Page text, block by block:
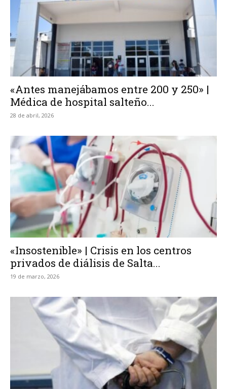
«Antes manejábamos entre 200 y 250» |
Médica de hospital salteño...
28 de abril, 2026
«Insostenible» | Crisis en los centros
privados de diálisis de Salta...
19 de marzo, 2026